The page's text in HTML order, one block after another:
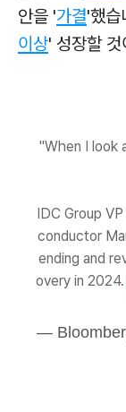
안을 '가결'했
이상' 성장할
"When I look
IDC Group
conductor
ending and
overy in 2024.
—